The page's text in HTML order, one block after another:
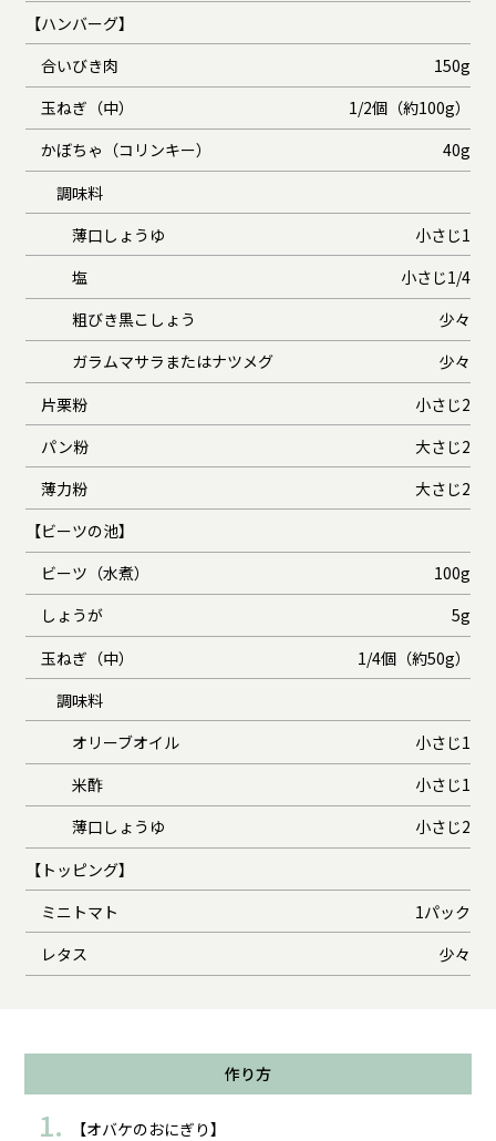
【ハンバーグ】
合いびき肉
150g
玉ねぎ（中）
1/2個（約100g）
かぼちゃ（コリンキー）
40g
調味料
薄口しょうゆ
小さじ1
塩
小さじ1/4
粗びき黒こしょう
少々
ガラムマサラまたはナツメグ
少々
片栗粉
小さじ2
パン粉
大さじ2
薄力粉
大さじ2
【ビーツの池】
ビーツ（水煮）
100g
しょうが
5g
玉ねぎ（中）
1/4個（約50g）
調味料
オリーブオイル
小さじ1
米酢
小さじ1
薄口しょうゆ
小さじ2
【トッピング】
ミニトマト
1パック
レタス
少々
作り方
【オバケのおにぎり】